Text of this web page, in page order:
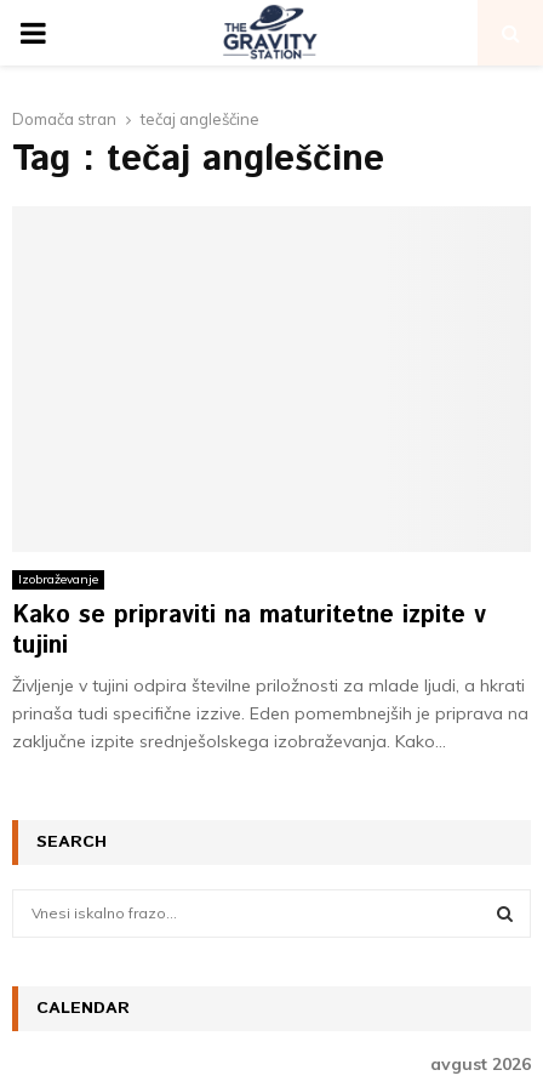
PRIMARY
Domača stran tečaj angleščine
Tag : tečaj angleščine
Izobraževanje
Kako se pripraviti na maturitetne izpite v
tujini
Življenje v tujini odpira številne priložnosti za mlade ljudi, a hkrati
prinaša tudi specifične izzive. Eden pomembnejših je priprava na
zaključne izpite srednješolskega izobraževanja. Kako...
SEARCH
h
A
CALENDAR
avgust 2026